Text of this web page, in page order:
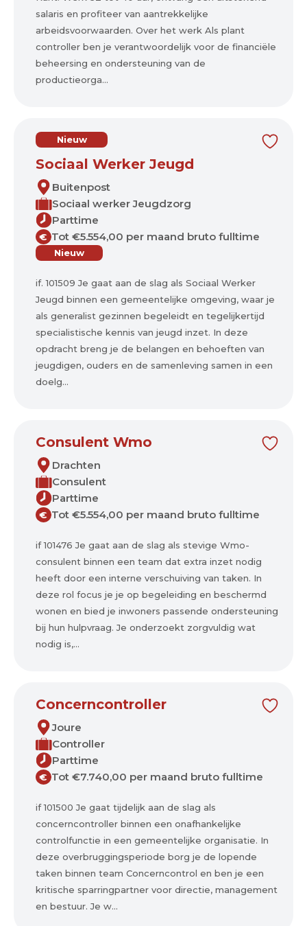
salaris en profiteer van aantrekkelijke
arbeidsvoorwaarden. Over het werk Als plant
controller ben je verantwoordelijk voor de financiële
beheersing en ondersteuning van de
productieorga...
Nieuw
Sociaal Werker Jeugd
Buitenpost
Sociaal werker Jeugdzorg
Parttime
€ Tot €5.554,00 per maand bruto fulltime
Nieuw
if. 101509 Je gaat aan de slag als Sociaal Werker
Jeugd binnen een gemeentelijke omgeving, waar je
als generalist gezinnen begeleidt en tegelijkertijd
specialistische kennis van jeugd inzet. In deze
opdracht breng je de belangen en behoeften van
jeugdigen, ouders en de samenleving samen in een
doelg...
Consulent Wmo
Drachten
Consulent
Parttime
€ Tot €5.554,00 per maand bruto fulltime
if 101476 Je gaat aan de slag als stevige Wmo-
consulent binnen een team dat extra inzet nodig
heeft door een interne verschuiving van taken. In
deze rol focus je je op begeleiding en beschermd
wonen en bied je inwoners passende ondersteuning
bij hun hulpvraag. Je onderzoekt zorgvuldig wat
nodig is,...
Concerncontroller
Joure
Controller
Parttime
€ Tot €7.740,00 per maand bruto fulltime
if 101500 Je gaat tijdelijk aan de slag als
concerncontroller binnen een onafhankelijke
controlfunctie in een gemeentelijke organisatie. In
deze overbruggingsperiode borg je de lopende
taken binnen team Concerncontrol en ben je een
kritische sparringpartner voor directie, management
en bestuur. Je w...